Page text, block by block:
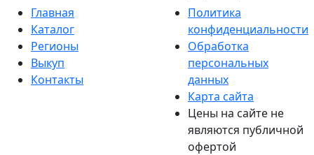
Главная
Каталог
Регионы
Выкуп
Контакты
Политика
конфиденциальности
Обработка
персональных
данных
Карта сайта
Цены на сайте не
являются публичной
офертой